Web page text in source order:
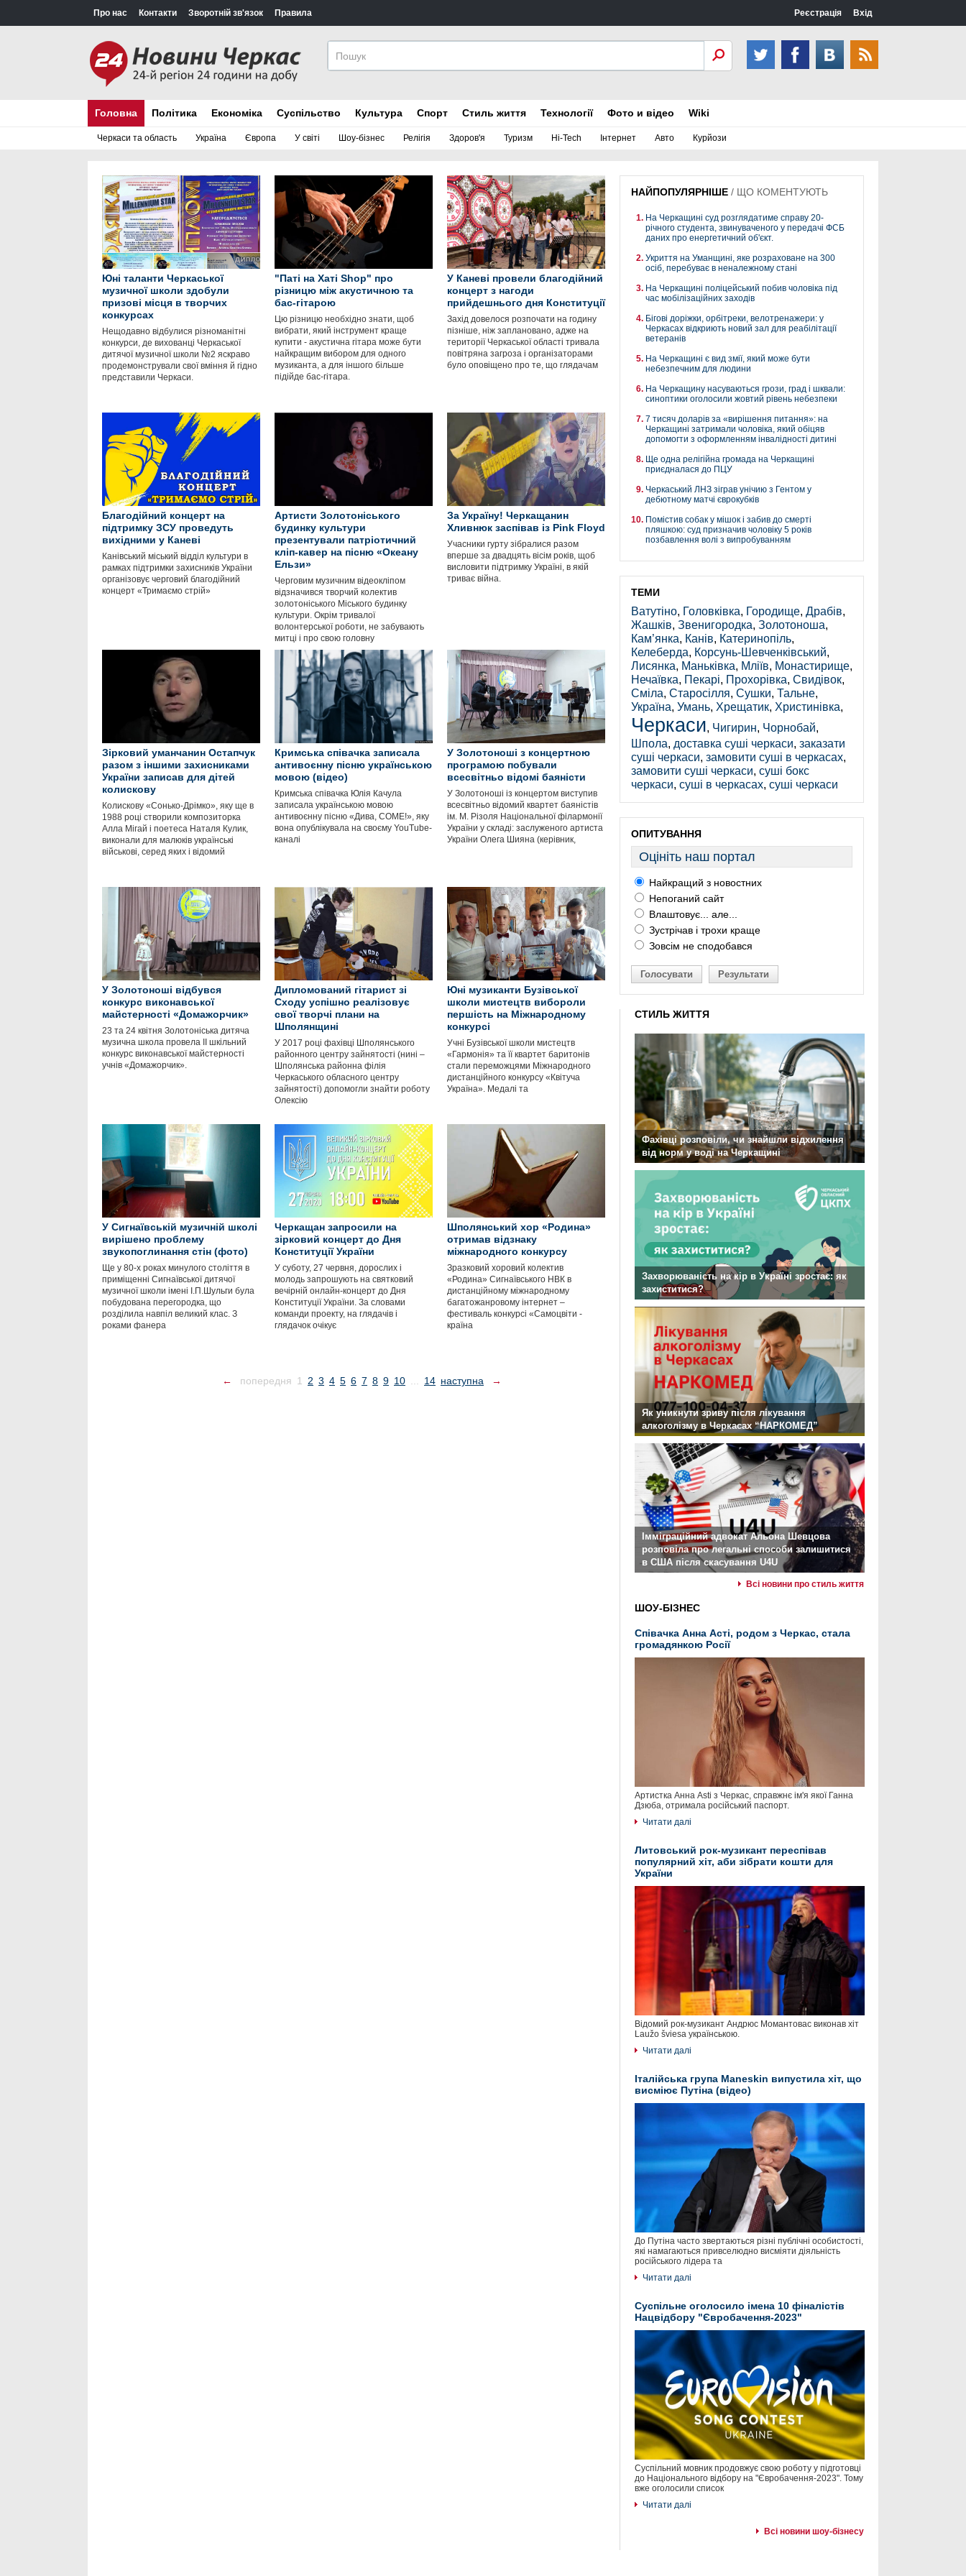
Про нас Контакти Зворотній зв'язок Правила Реєстрація Вхід
Головна
Черкаси та область Україна Європа У світі Шоу-бізнес Релігія Здоров'я Туризм Hi-Tech Інтернет Авто Курйози
Політика Економіка Суспільство Культура Спорт Стиль життя Технології Фото и відео Wiki
Юні таланти Черкаської
музичної школи здобули
призові місця в творчих
конкурсах
Нещодавно відбулися різноманітні
конкурси, де вихованці Черкаської
дитячої музичної школи №2 яскраво
продемонстрували свої вміння й гідно
представили Черкаси.
"Паті на Хаті Shop" про
різницю між акустичною та
бас-гітарою
Цю різницю необхідно знати, щоб
вибрати, який інструмент краще
купити - акустична гітара може бути
найкращим вибором для одного
музиканта, а для іншого більше
підійде бас-гітара.
У Каневі провели благодійний
концерт з нагоди
прийдешнього дня Конституції
Захід довелося розпочати на годину
пізніше, ніж заплановано, адже на
території Черкаської області тривала
повітряна загроза і організаторами
було оповіщено про те, що глядачам
Благодійний концерт на
підтримку ЗСУ проведуть
вихідними у Каневі
Канівський міський відділ культури в
рамках підтримки захисників України
організовує черговий благодійний
концерт «Тримаємо стрій»
Артисти Золотоніського
будинку культури
презентували патріотичний
кліп-кавер на пісню «Океану
Ельзи»
Черговим музичним відеокліпом
відзначився творчий колектив
золотоніського Міського будинку
культури. Окрім тривалої
волонтерської роботи, не забувають
митці і про свою головну
За Україну! Черкащанин
Хливнюк заспівав із Pink Floyd
Учасники гурту зібралися разом
вперше за двадцять вісім років, щоб
висловити підтримку Україні, в якій
триває війна.
Зірковий уманчанин Остапчук
разом з іншими захисниками
України записав для дітей
колискову
Колискову «Сонько-Дрімко», яку ще в
1988 році створили композиторка
Алла Мігай і поетеса Наталя Кулик,
виконали для малюків українські
військові, серед яких і відомий
Кримська співачка записала
антивоєнну пісню українською
мовою (відео)
Кримська співачка Юлія Качула
записала українською мовою
антивоєнну пісню «Дива, COME!», яку
вона опублікувала на своєму YouTube-
каналі
У Золотоноші з концертною
програмою побували
всесвітньо відомі баяністи
У Золотоноші із концертом виступив
всесвітньо відомий квартет баяністів
ім. М. Різоля Національної філармонії
України у складі: заслуженого артиста
України Олега Шияна (керівник,
У Золотоноші відбувся
конкурс виконавської
майстерності «Домажорчик»
23 та 24 квітня Золотоніська дитяча
музична школа провела II шкільний
конкурс виконавської майстерності
учнів «Домажорчик».
Дипломований гітарист зі
Сходу успішно реалізовує
свої творчі плани на
Шполянщині
У 2017 році фахівці Шполянського
районного центру зайнятості (нині –
Шполянська районна філія
Черкаського обласного центру
зайнятості) допомогли знайти роботу
Олексію
Юні музиканти Бузівської
школи мистецтв вибороли
першість на Міжнародному
конкурсі
Учні Бузівської школи мистецтв
«Гармонія» та її квартет баритонів
стали переможцями Міжнародного
дистанційного конкурсу «Квітуча
Україна». Медалі та
У Сигнаївській музичній школі
вирішено проблему
звукопоглинання стін (фото)
Ще у 80-х роках минулого століття в
приміщенні Сигнаївської дитячої
музичної школи імені І.П.Шульги була
побудована перегородка, що
розділила навпіл великий клас. З
роками фанера
Черкащан запросили на
зірковий концерт до Дня
Конституції України
У суботу, 27 червня, дорослих і
молодь запрошують на святковий
вечірній онлайн-концерт до Дня
Конституції України. За словами
команди проекту, на глядачів і
глядачок очікує
Шполянський хор «Родина»
отримав відзнаку
міжнародного конкурсу
Зразковий хоровий колектив
«Родина» Сигнаївського НВК в
дистанційному міжнародному
багатожанровому інтернет –
фестиваль конкурсі «Самоцвіти -
країна
← попередня 1 2 3 4 5 6 7 8 9 10 14 наступна →
НАЙПОПУЛЯРНІШЕ / ЩО КОМЕНТУЮТЬ
На Черкащині суд розглядатиме справу 20-
річного студента, звинуваченого у передачі ФСБ
даних про енергетичний об'єкт.
Укриття на Уманщині, яке розраховане на 300
осіб, перебуває в неналежному стані
На Черкащині поліцейський побив чоловіка під
час мобілізаційних заходів
Бігові доріжки, орбітреки, велотренажери: у
Черкасах відкриють новий зал для реабілітації
ветеранів
На Черкащині є вид змії, який може бути
небезпечним для людини
На Черкащину насуваються грози, град і шквали:
синоптики оголосили жовтий рівень небезпеки
7 тисяч доларів за «вирішення питання»: на
Черкащині затримали чоловіка, який обіцяв
допомогти з оформленням інвалідності дитині
Ще одна релігійна громада на Черкащині
приєдналася до ПЦУ
Черкаський ЛНЗ зіграв унічию з Гентом у
дебютному матчі єврокубків
Помістив собак у мішок і забив до смерті
пляшкою: суд призначив чоловіку 5 років
позбавлення волі з випробуванням
ТЕМИ
Ватутіно, Головківка, Городище, Драбів,
Жашків, Звенигородка, Золотоноша,
Кам’янка, Канів, Катеринопіль,
Келеберда, Корсунь-Шевченківський,
Лисянка, Маньківка, Мліїв, Монастирище,
Нечаївка, Пекарі, Прохорівка, Свидівок,
Сміла, Старосілля, Сушки, Тальне,
Україна, Умань, Хрещатик, Христинівка,
Черкаси, Чигирин, Чорнобай,
Шпола, доставка суші черкаси, заказати
суші черкаси, замовити суші в черкасах,
замовити суші черкаси, суші бокс
черкаси, суші в черкасах, суші черкаси
ОПИТУВАННЯ
Оцініть наш портал
Найкращий з новостних
Непоганий сайт
Влаштовує... але...
Зустрічав і трохи краще
Зовсім не сподобався
Голосувати Результати
СТИЛЬ ЖИТТЯ
Фахівці розповіли, чи знайшли відхилення
від норм у воді на Черкащині
Захворюваність на кір в Україні зростає: як
захиститися?
Як уникнути зриву після лікування
алкоголізму в Черкасах “НАРКОМЕД”
Імміграційний адвокат Альона Шевцова
розповіла про легальні способи залишитися
в США після скасування U4U
Всі новини про стиль життя
ШОУ-БІЗНЕС
Співачка Анна Асті, родом з Черкас, стала
громадянкою Росії
Артистка Анна Asti з Черкас, справжнє ім'я якої Ганна
Дзюба, отримала російський паспорт.
Читати далі
Литовський рок-музикант переспівав
популярний хіт, аби зібрати кошти для
України
Відомий рок-музикант Андрюс Момантовас виконав хіт
Laužo šviesa українською.
Читати далі
Італійська група Maneskin випустила хіт, що
висміює Путіна (відео)
До Путіна часто звертаються різні публічні особистості,
які намагаються привселюдно висміяти діяльність
російського лідера та
Читати далі
Суспільне оголосило імена 10 фіналістів
Нацвідбору "Євробачення-2023"
Суспільний мовник продовжує свою роботу у підготовці
до Національного відбору на "Євробачення-2023". Тому
вже оголосили список
Читати далі
Всі новини шоу-бізнесу